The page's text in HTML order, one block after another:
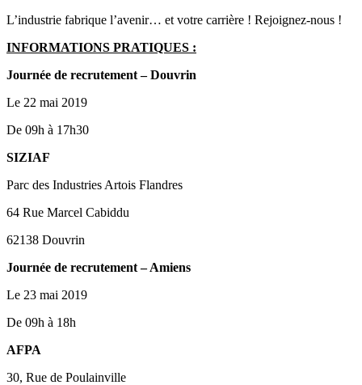
L’industrie fabrique l’avenir… et votre carrière ! Rejoignez-nous !
INFORMATIONS PRATIQUES :
Journée de recrutement – Douvrin
Le 22 mai 2019
De 09h à 17h30
SIZIAF
Parc des Industries Artois Flandres
64 Rue Marcel Cabiddu
62138 Douvrin
Journée de recrutement – Amiens
Le 23 mai 2019
De 09h à 18h
AFPA
30, Rue de Poulainville